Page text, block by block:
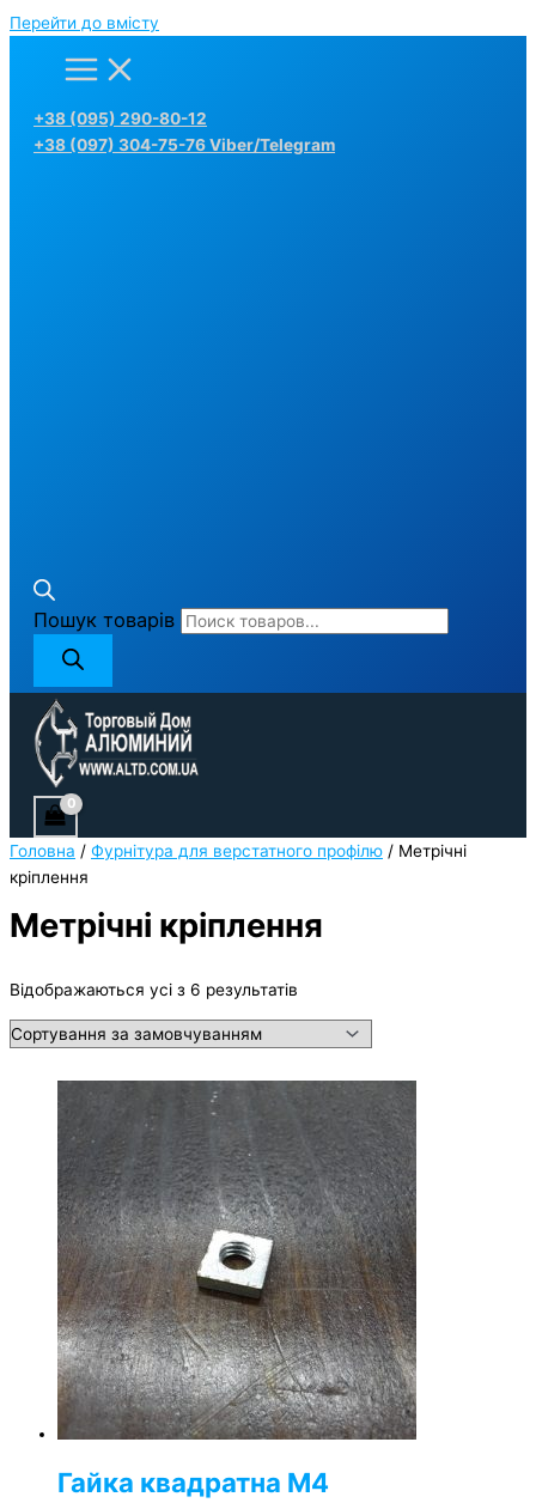
Перейти до вмісту
+38 (095) 290-80-12
+38 (097) 304-75-76 Viber/Telegram
Пошук товарів
Головна / Фурнітура для верстатного профілю / Метрічні
кріплення
Метрічні кріплення
Відображаються усі з 6 результатів
Гайка квадратна М4